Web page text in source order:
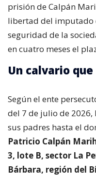
prisión de Calpán
libertad del imputado
seguridad de la
en cuatro meses el
Un calvario
Según el ente
del 7 de julio de
sus padres hasta el
Patricio Calpán
3, lote B, sector La
Bárbara, región del